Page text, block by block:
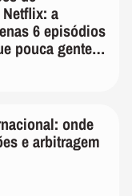
a
6 episódios
pouca gente
onde
e arbitragem